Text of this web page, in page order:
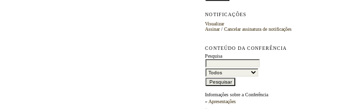
NOTIFICAÇÕES
Visualizar
Assinar/Cancelar assinatura de notificações
CONTEÚDO DA CONFERÊNCIA
Pesquisa
Informações sobre a Conferência
» Apresentações